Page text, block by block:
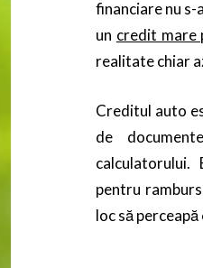
financiare nu s-
un credit mare
realitate chiar
Creditul auto
de
pentru
loc să